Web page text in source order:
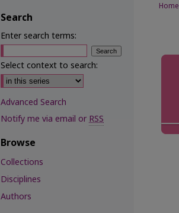
Home
Search
Enter search terms:
Select context to search:
Advanced Search
Notify me via email orRSS
Browse
Collections
Disciplines
Authors